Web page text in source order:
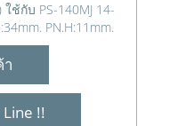
ช้กับ PS-140MJ 14-
PN.H:11mm.
!!